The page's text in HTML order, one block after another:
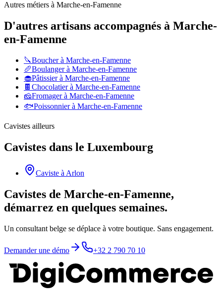
Autres métiers à Marche-en-Famenne
D'autres artisans accompagnés à Marche-
en-Famenne
🔪Boucherà Marche-en-Famenne
🥖Boulangerà Marche-en-Famenne
🧁Pâtissierà Marche-en-Famenne
🍫 Chocolatierà Marche-en-Famenne
🧀Fromagerà Marche-en-Famenne
🐟Poissonnierà Marche-en-Famenne
Cavistes ailleurs
Cavistes dans le Luxembourg
Caviste à Arlon
Cavistes de Marche-en-Famenne,
démarrez en quelques semaines.
Un consultant belge se déplace à votre boutique. Sans engagement.
Demander une démo +32 2 790 70 10